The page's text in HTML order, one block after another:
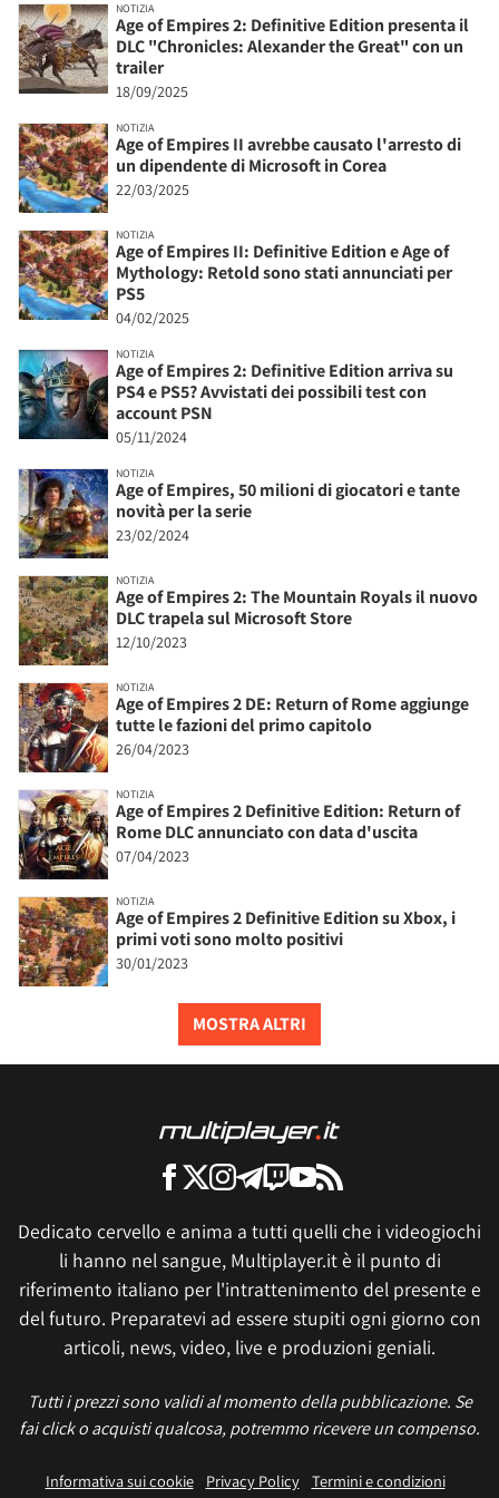
NOTIZIA
Age of Empires 2: Definitive Edition presenta il
DLC "Chronicles: Alexander the Great" con un
trailer
18/09/2025
NOTIZIA
Age of Empires II avrebbe causato l'arresto di
un dipendente di Microsoft in Corea
22/03/2025
NOTIZIA
Age of Empires II: Definitive Edition e Age of
Mythology: Retold sono stati annunciati per
PS5
04/02/2025
NOTIZIA
Age of Empires 2: Definitive Edition arriva su
PS4 e PS5? Avvistati dei possibili test con
account PSN
05/11/2024
NOTIZIA
Age of Empires, 50 milioni di giocatori e tante
novità per la serie
23/02/2024
NOTIZIA
Age of Empires 2: The Mountain Royals il nuovo
DLC trapela sul Microsoft Store
12/10/2023
NOTIZIA
Age of Empires 2 DE: Return of Rome aggiunge
tutte le fazioni del primo capitolo
26/04/2023
NOTIZIA
Age of Empires 2 Definitive Edition: Return of
Rome DLC annunciato con data d'uscita
07/04/2023
NOTIZIA
Age of Empires 2 Definitive Edition su Xbox, i
primi voti sono molto positivi
30/01/2023
MOSTRA ALTRI
Dedicato cervello e anima a tutti quelli che i videogiochi
li hanno nel sangue, Multiplayer.it è il punto di
riferimento italiano per l'intrattenimento del presente e
del futuro. Preparatevi ad essere stupiti ogni giorno con
articoli, news, video, live e produzioni geniali.
Tutti i prezzi sono validi al momento della pubblicazione. Se
fai click o acquisti qualcosa, potremmo ricevere un compenso.
Informativa sui cookie Privacy Policy
Termini e condizioni